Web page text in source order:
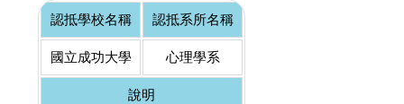
認抵學校名稱 認抵系所名稱
國立成功大學 心理學系
說明